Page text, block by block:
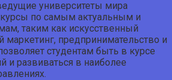
университеты мира
по самым актуальным и
таким как искусственный
маркетинг, предпринимательство и
студентам быть в курсе
и развиваться в наиболее